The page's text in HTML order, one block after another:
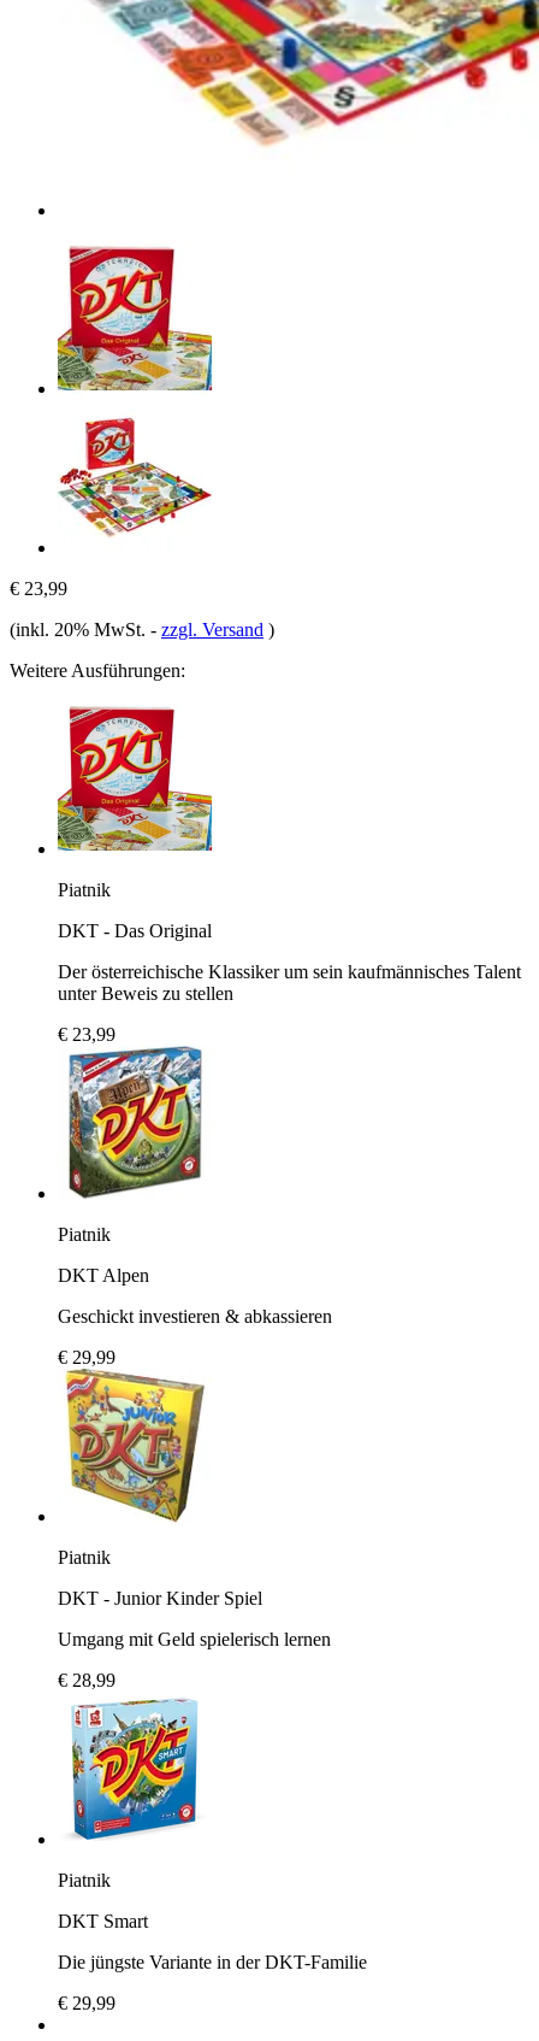
€ 23,99
(inkl. 20% MwSt. - zzgl. Versand )
Weitere Ausführungen:
Piatnik
DKT - Das Original
Der österreichische Klassiker um sein kaufmännisches Talent
unter Beweis zu stellen
€ 23,99
Piatnik
DKT Alpen
Geschickt investieren & abkassieren
€ 29,99
Piatnik
DKT - Junior Kinder Spiel
Umgang mit Geld spielerisch lernen
€ 28,99
Piatnik
DKT Smart
Die jüngste Variante in der DKT-Familie
€ 29,99